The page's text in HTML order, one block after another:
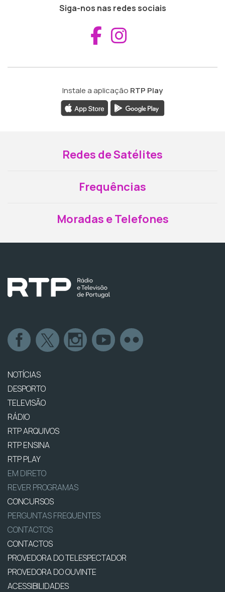
Siga-nos nas redes sociais
Aceder ao
Instale a aplicação RTP Play
Redes de Satélites
Frequências
Moradas e Telefones
NOTÍCIAS
DESPORTO
TELEVISÃO
RÁDIO
RTP ARQUIVOS
RTP ENSINA
RTP PLAY
EM DIRETO
REVER PROGRAMAS
CONCURSOS
PERGUNTAS FREQUENTES
CONTACTOS
CONTACTOS
PROVEDORA DO TELESPECTADOR
PROVEDORA DO OUVINTE
ACESSIBILIDADES